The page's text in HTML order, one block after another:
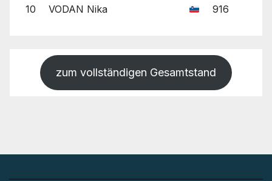
10 VODAN Nika 916
zum vollständigen Gesamtstand